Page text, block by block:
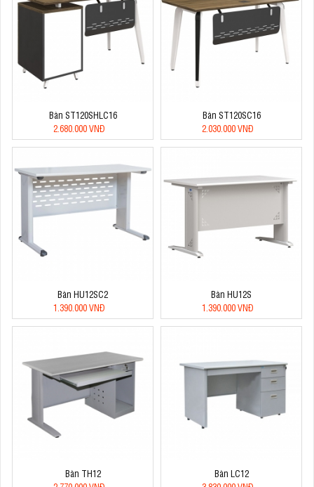
Bàn ST120SHLC16
2.680.000 VNĐ
Bàn ST120SC16
2.030.000 VNĐ
Bàn HU12SC2
1.390.000 VNĐ
Bàn HU12S
1.390.000 VNĐ
Bàn TH12
Bàn LC12